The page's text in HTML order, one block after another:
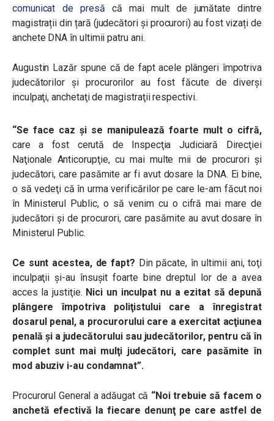
comunicat de presă că mai mult de jumătate dintre
magistrații din țară (judecători și procurori) au fost vizați de
anchete DNA în ultimii patru ani.
Augustin Lazăr spune că de fapt acele plângeri împotriva
judecătorilor şi procurorilor au fost făcute de diverşi
inculpaţi, anchetaţi de magistraţii respectivi.
“Se face caz şi se manipulează foarte mult o cifră,
care a fost cerută de Inspecţia Judiciară Direcţiei
Naţionale Anticorupţie, cu mai multe mii de procurori şi
judecători, care pasămite ar fi avut dosare la DNA. Ei bine,
o să vedeţi că în urma verificărilor pe care le-am făcut noi
în Ministerul Public, o să venim cu o cifră mai mare de
judecători şi de procurori, care pasămite au avut dosare în
Ministerul Public.
Ce sunt acestea, de fapt? Din păcate, în ultimii ani, toţi
inculpaţii şi-au însuşit foarte bine dreptul lor de a avea
acces la justiţie. Nici un inculpat nu a ezitat să depună
plângere împotriva poliţistului care a înregistrat
dosarul penal, a procurorului care a exercitat acţiunea
penală şi a judecătorului sau judecătorilor, pentru că în
complet sunt mai mulţi judecători, care pasămite în
mod abuziv i-au condamnat”.
Procurorul General a adăugat că “Noi trebuie să facem o
anchetă efectivă la fiecare denunţ pe care astfel de